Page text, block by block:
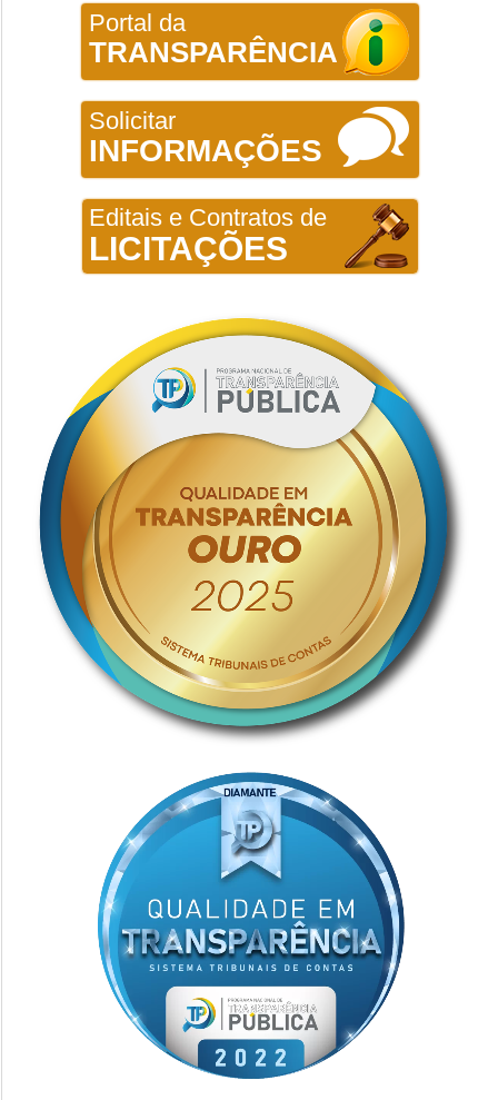
Portal da
TRANSPARÊNCIA
Solicitar
INFORMAÇÕES
Editais e Contratos de
LICITAÇÕES